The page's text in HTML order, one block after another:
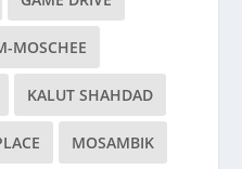
MOSCHEE
KALUT SHAHDAD
MOSAMBIK